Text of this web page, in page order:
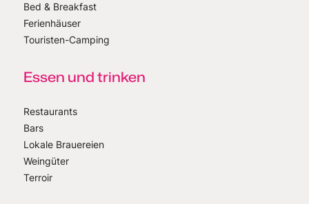
Bed & Breakfast
Ferienhäuser
Touristen-Camping
Essen und trinken
Restaurants
Bars
Lokale Brauereien
Weingüter
Terroir